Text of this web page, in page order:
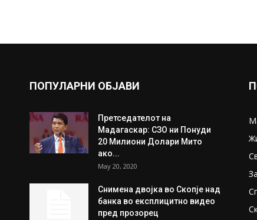
ПОПУЛАРНИ ОБЈАВИ
Претседателот на
Мадагаскар: СЗО ни Понуди
20 Милиони Долари Мито
ако...
May 20, 2020
Снимена двојка во Скопје над
банка во експлицитно видео
пред прозорец